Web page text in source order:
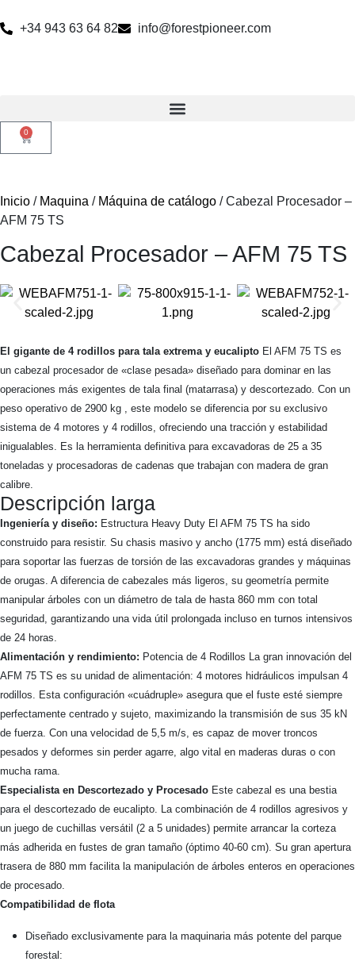
+34 943 63 64 82 info@forestpioneer.com
0
Inicio / Maquina / Máquina de catálogo / Cabezal Procesador –
AFM 75 TS
Cabezal Procesador – AFM 75 TS
El gigante de 4 rodillos para tala extrema y eucalipto El AFM 75 TS es
un cabezal procesador de «clase pesada» diseñado para dominar en las
operaciones más exigentes de tala final (matarrasa) y descortezado. Con un
peso operativo de 2900 kg , este modelo se diferencia por su exclusivo
sistema de 4 motores y 4 rodillos, ofreciendo una tracción y estabilidad
inigualables. Es la herramienta definitiva para excavadoras de 25 a 35
toneladas y procesadoras de cadenas que trabajan con madera de gran
calibre.
Descripción larga
Ingeniería y diseño: Estructura Heavy Duty El AFM 75 TS ha sido
construido para resistir. Su chasis masivo y ancho (1775 mm) está diseñado
para soportar las fuerzas de torsión de las excavadoras grandes y máquinas
de orugas. A diferencia de cabezales más ligeros, su geometría permite
manipular árboles con un diámetro de tala de hasta 860 mm con total
seguridad, garantizando una vida útil prolongada incluso en turnos intensivos
de 24 horas.
Alimentación y rendimiento: Potencia de 4 Rodillos La gran innovación del
AFM 75 TS es su unidad de alimentación: 4 motores hidráulicos impulsan 4
rodillos. Esta configuración «cuádruple» asegura que el fuste esté siempre
perfectamente centrado y sujeto, maximizando la transmisión de sus 35 kN
de fuerza. Con una velocidad de 5,5 m/s, es capaz de mover troncos
pesados y deformes sin perder agarre, algo vital en maderas duras o con
mucha rama.
Especialista en Descortezado y Procesado Este cabezal es una bestia
para el descortezado de eucalipto. La combinación de 4 rodillos agresivos y
un juego de cuchillas versátil (2 a 5 unidades) permite arrancar la corteza
más adherida en fustes de gran tamaño (óptimo 40-60 cm). Su gran apertura
trasera de 880 mm facilita la manipulación de árboles enteros en operaciones
de procesado.
Compatibilidad de flota
Diseñado exclusivamente para la maquinaria más potente del parque
forestal: